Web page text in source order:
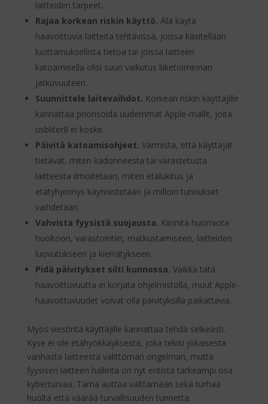
laitteiden tarpeet.
Rajaa korkean riskin käyttö. Älä käytä
haavoittuvia laitteita tehtävissä, joissa käsitellään
luottamuksellista tietoa tai joissa laitteen
katoamisella olisi suuri vaikutus liiketoiminnan
jatkuvuuteen.
Suunnittele laitevaihdot. Korkean riskin käyttäjille
kannattaa priorisoida uudemmat Apple-mallit, joita
usbliter8 ei koske.
Päivitä katoamisohjeet. Varmista, että käyttäjät
tietävät, miten kadonneesta tai varastetusta
laitteesta ilmoitetaan, miten etälukitus ja
etätyhjennys käynnistetään ja milloin tunnukset
vaihdetaan.
Vahvista fyysistä suojausta. Kiinnitä huomiota
huoltoon, varastointiin, matkustamiseen, laitteiden
luovutukseen ja kierrätykseen.
Pidä päivitykset silti kunnossa. Vaikka tätä
haavoittuvuutta ei korjata ohjelmistolla, muut Apple-
haavoittuvuudet voivat olla päivityksillä paikattavia.
Myös viestintä käyttäjille kannattaa tehdä selkeästi.
Kyse ei ole etähyökkäyksestä, joka tekisi jokaisesta
vanhasta laitteesta välittömän ongelman, mutta
fyysisen laitteen hallinta on nyt entistä tärkeämpi osa
kyberturvaa. Tämä auttaa välttämään sekä turhaa
huolta että väärää turvallisuuden tunnetta.